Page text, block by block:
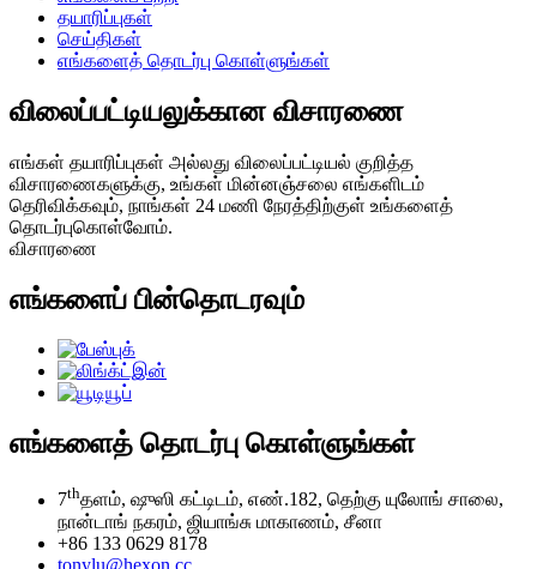
தயாரிப்புகள்
செய்திகள்
எங்களைத் தொடர்பு கொள்ளுங்கள்
விலைப்பட்டியலுக்கான விசாரணை
எங்கள் தயாரிப்புகள் அல்லது விலைப்பட்டியல் குறித்த
விசாரணைகளுக்கு, உங்கள் மின்னஞ்சலை எங்களிடம்
தெரிவிக்கவும், நாங்கள் 24 மணி நேரத்திற்குள் உங்களைத்
தொடர்புகொள்வோம்.
விசாரணை
எங்களைப் பின்தொடரவும்
எங்களைத் தொடர்பு கொள்ளுங்கள்
7thதளம், ஷுஸி கட்டிடம், எண்.182, தெற்கு யுலோங் சாலை,
நான்டாங் நகரம், ஜியாங்சு மாகாணம், சீனா
+86 133 0629 8178
tonylu@hexon.cc